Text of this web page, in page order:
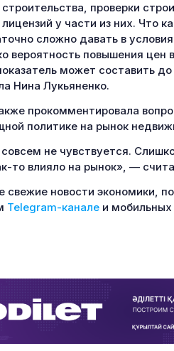
строительства, проверки
лицензий у части из них. Что
сложно давать в
вероятность повышения цен
может составить
Нина Лукьяненко.
прокомментировала
политике на рынок
не чувствуется.
то влияло на рынок», —
свежие новости экономики,
Telegram-каналеи мобильных